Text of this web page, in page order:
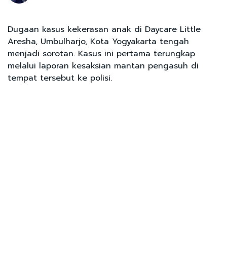
Dugaan kasus kekerasan anak di Daycare Little
Aresha, Umbulharjo, Kota Yogyakarta tengah
menjadi sorotan. Kasus ini pertama terungkap
melalui laporan kesaksian mantan pengasuh di
tempat tersebut ke polisi.